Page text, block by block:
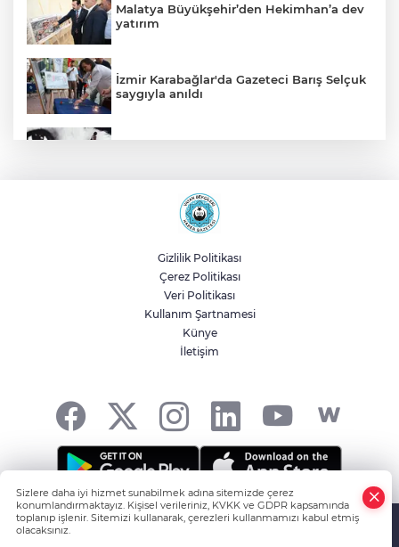
Malatya Büyükşehir’den Hekimhan’a dev
yatırım
İzmir Karabağlar'da Gazeteci Barış Selçuk
saygıyla anıldı
Konya'da Başkan Altay öğrencilerin
heyecanına ortak oldu
Ankara ATA Çiftliği yoncaları Doğal
Yaşam Parkı'na ulaştırıldı
Konya Selçuklu'da Başkan
Gizlilik Politikası
Çerez Politikası
Veri Politikası
Kullanım Şartnamesi
Künye
İletişim
HABER YAZILIMIve TURKTICARET.NET projesidir Copyright© 2006-
Sizlere daha iyi hizmet sunabilmek adına sitemizde çerez
konumlandırmaktayız. Kişisel verileriniz, KVKK ve GDPR kapsamında
toplanıp işlenir. Sitemizi kullanarak, çerezleri kullanmamızı kabul etmiş
olacaksınız.